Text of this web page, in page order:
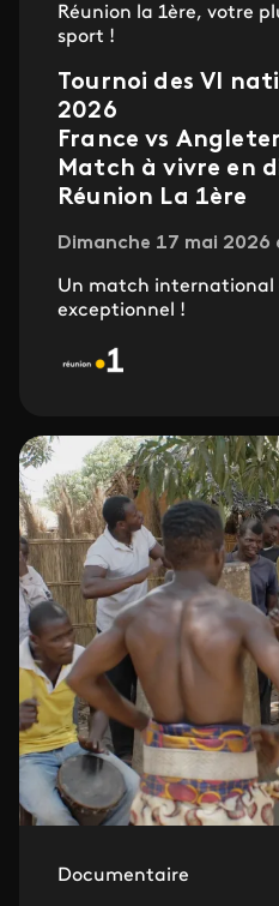
Réunion la 1ère, votre
sport !
Tournoi des VI
2026
France vs
Match à vivre en
Réunion La 1ère
Dimanche 17 mai 2026
Un match international
exceptionnel !
Documentaire